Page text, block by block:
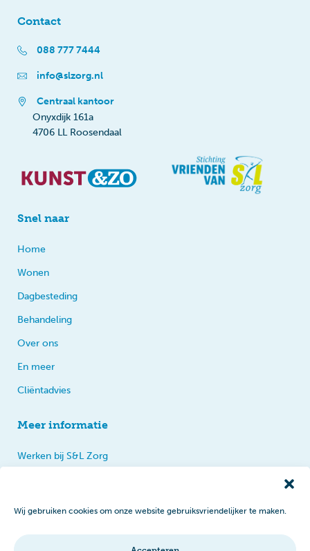
Wij gebruiken cookies om onze website gebruiksvriendelijker te maken.
Contact
088 777 7444
info@slzorg.nl
Centraal kantoor
Onyxdijk 161a
4706 LL Roosendaal
Snel naar
Home
Wonen
Dagbesteding
Behandeling
Over ons
En meer
Cliëntadvies
Meer informatie
Werken bij S&L Zorg